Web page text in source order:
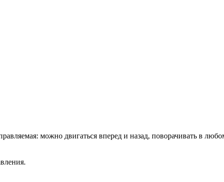
можно двигаться вперед и назад, поворачивать в